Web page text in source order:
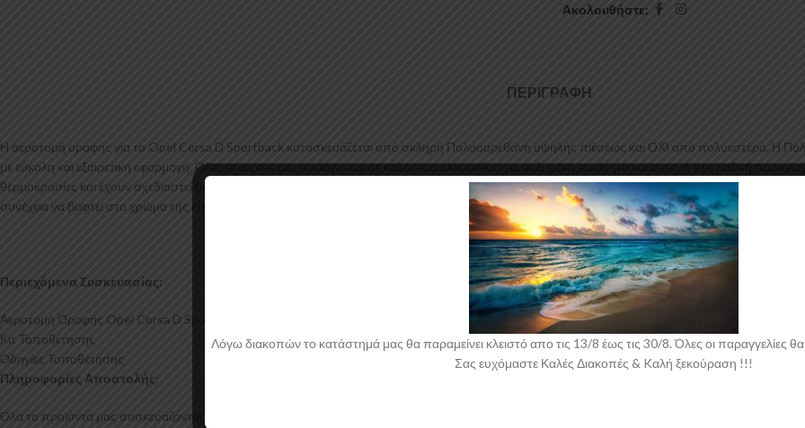
Ακολουθήστε:
ΠΕΡΙΓΡΑΦΉ
Η αεροτομή οροφής για το Opel Corsa D Sportback κατασκευάζεται από σκληρή Πολυουρεθάνη υψηλής πιέσεως και ΟΧΙ από πολυεστέρα. Η
με εύκολη και εξαιρετική εφαρμογή. Όλες οι αεροτομές παράγονται σε καλούπια αλουμινίου για αυξημένη ποιότητα και αντοχή στη μαζική
θερμοκρασίες και έχουν σχεδιαστεί με την καλύτερη λεπτομέρεια. Η αεροτομή οροφής για το Opel Corsa D Sportback έρχεται στο χρώμα του
συνέχεια να βαφτεί στο χρώμα της επιλογής σας.
Περιεχόμενα Συσκευασίας:
Αεροτομή Οροφής Opel Corsa D Sportback
Κιτ Τοποθέτησης
Οδηγίες Τοποθέτησης
Πληροφορίες Αποστολής:
Όλα τα προϊόντα μας συσκευάζονται και αποστέλλονται με προστατευτικό νάιλον μέσα στο κουτί τους για μεγαλύτερη ασφάλεια κατά την
Λόγω διακοπών το κατάστημά μας θα παραμείνει κλειστό απο τις 13/8 έως τις 30/8. Όλες οι παραγγελίες θα
Σας ευχόμαστε Καλές Διακοπές & Kαλή ξεκούραση !!!